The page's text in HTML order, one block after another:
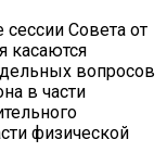
Совета от
касаются
вопросов
в части
физической